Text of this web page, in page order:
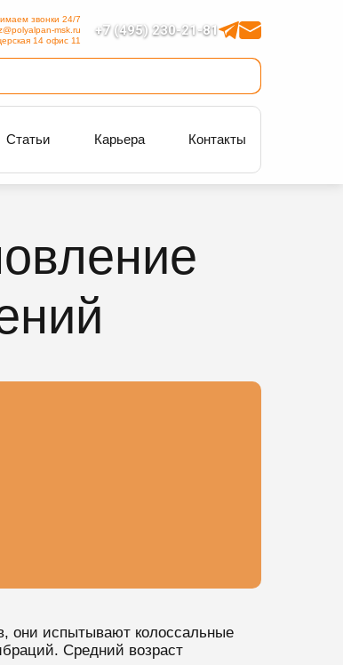
+7 (495) 230-21-81
звонки 24/7
msk.ru
14 офис 11
Статьи Карьера Контакты
они испытывают колоссальные
Средний возраст